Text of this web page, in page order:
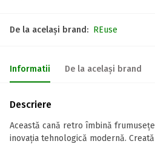
De la același brand: REuse
Informatii De la același brand
Descriere
Această cană retro îmbină
inovația tehnologică modernă.